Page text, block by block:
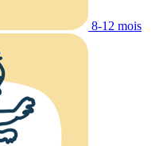
8-12 mois